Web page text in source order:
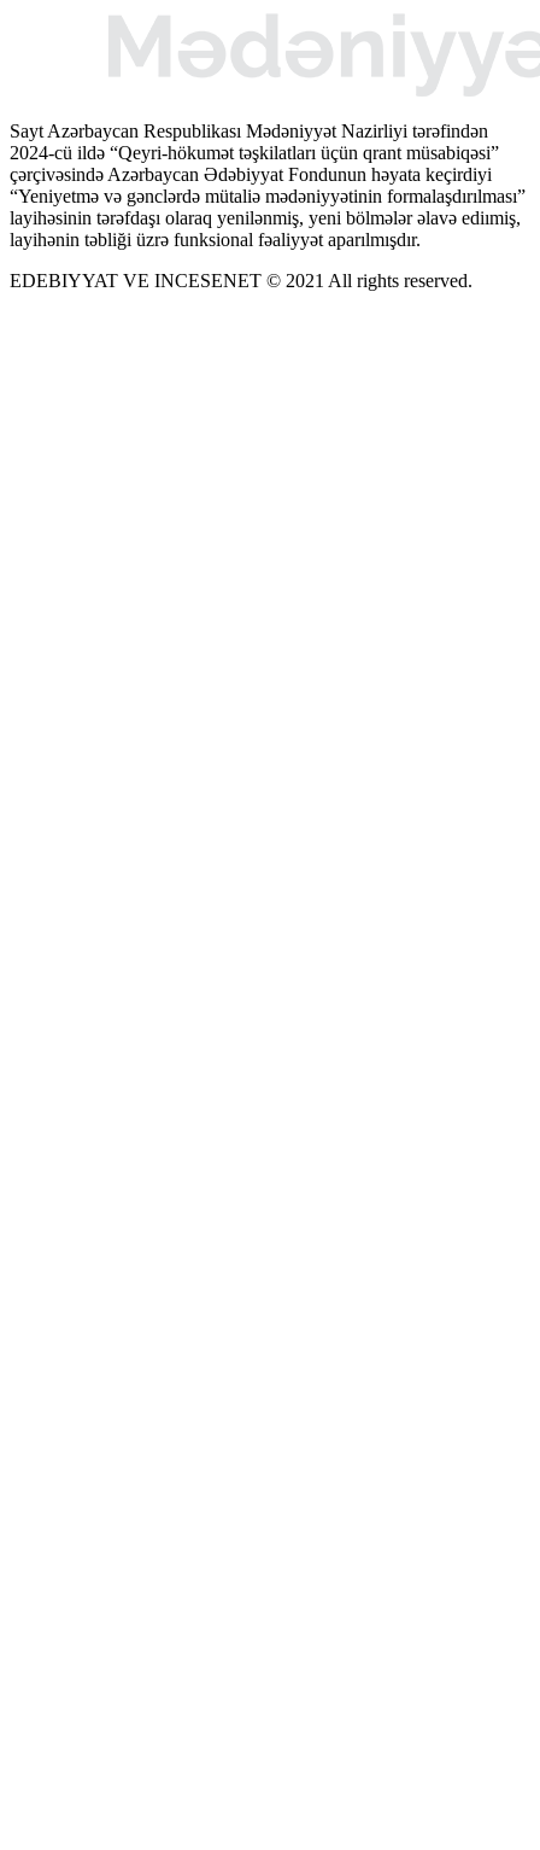
Sayt Azərbaycan Respublikası Mədəniyyət Nazirliyi tərəfindən
2024-cü ildə “Qeyri-hökumət təşkilatları üçün qrant müsabiqəsi”
çərçivəsində Azərbaycan Ədəbiyyat Fondunun həyata keçirdiyi
“Yeniyetmə və gənclərdə mütaliə mədəniyyətinin formalaşdırılması”
layihəsinin tərəfdaşı olaraq yenilənmiş, yeni bölmələr əlavə ediımiş,
layihənin təbliği üzrə funksional fəaliyyət aparılmışdır.
EDEBIYYAT VE INCESENET © 2021 All rights reserved.